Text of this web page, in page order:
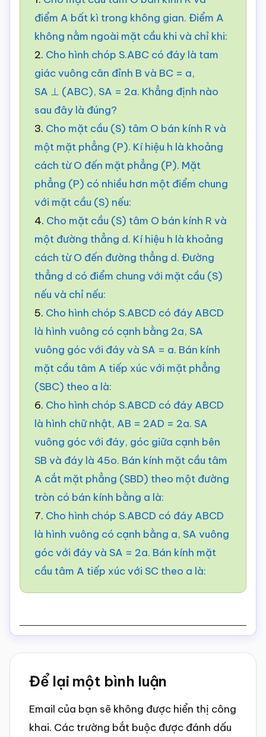
điểm A bất kì trong không gian. Điểm A
không nằm ngoài mặt cầu khi và chỉ khi:
2. Cho hình chóp S.ABC có đáy là tam
giác vuông cân đỉnh B và BC = a,
SA ⊥ (ABC), SA = 2a. Khẳng định nào
sau đây là đúng?
3. Cho mặt cầu (S) tâm O bán kính R và
một mặt phẳng (P). Kí hiệu h là khoảng
cách từ O đến mặt phẳng (P). Mặt
phẳng (P) có nhiều hơn một điểm chung
với mặt cầu (S) nếu:
4. Cho mặt cầu (S) tâm O bán kính R và
một đường thẳng d. Kí hiệu h là khoảng
cách từ O đến đường thẳng d. Đường
thẳng d có điểm chung với mặt cầu (S)
nếu và chỉ nếu:
5. Cho hình chóp S.ABCD có đáy ABCD
là hình vuông có cạnh bằng 2a, SA
vuông góc với đáy và SA = a. Bán kính
mặt cầu tâm A tiếp xúc với mặt phẳng
(SBC) theo a là:
6. Cho hình chóp S.ABCD có đáy ABCD
là hình chữ nhật, AB = 2AD = 2a. SA
vuông góc với đáy, góc giữa cạnh bên
SB và đáy là 45o. Bán kính mặt cầu tâm
A cắt mặt phẳng (SBD) theo một đường
tròn có bán kính bằng a là:
7. Cho hình chóp S.ABCD có đáy ABCD
là hình vuông có cạnh bằng a, SA vuông
góc với đáy và SA = 2a. Bán kính mặt
cầu tâm A tiếp xúc với SC theo a là:
Reader
Interactions
Để lại một bình luận
Email của bạn sẽ không được hiển thị công
khai. Các trường bắt buộc được đánh dấu